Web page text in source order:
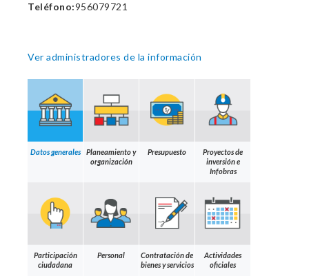
Teléfono:956079721
Ver administradores de la información
Datos generales
Planeamiento y
organización
Presupuesto
Proyectos de
inversión e
Infobras
Participación
ciudadana
Personal
Contratación de
bienes y servicios
Actividades
oficiales